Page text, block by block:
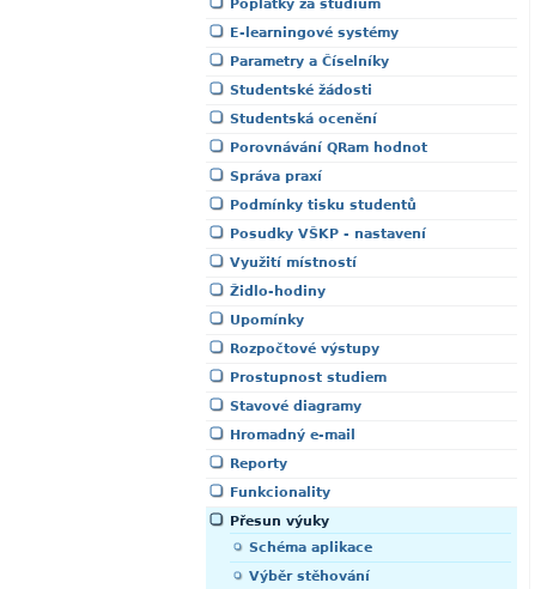
Poplatky za studium
E-learningové systémy
Parametry a Číselníky
Studentské žádosti
Studentská ocenění
Porovnávání QRam hodnot
Správa praxí
Podmínky tisku studentů
Posudky VŠKP - nastavení
Využití místností
Židlo-hodiny
Upomínky
Rozpočtové výstupy
Prostupnost studiem
Stavové diagramy
Hromadný e-mail
Reporty
Funkcionality
Přesun výuky
Schéma aplikace
Výběr stěhování